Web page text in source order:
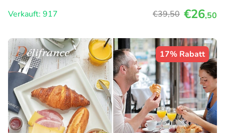
Verkauft: 917
€39,50 €26,50
17% Rabatt